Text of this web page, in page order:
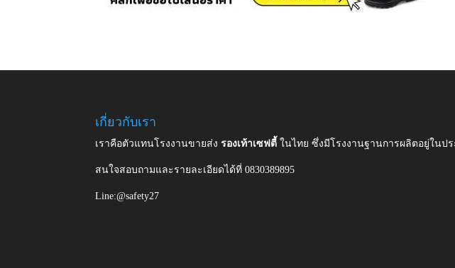
เกี่ยวกับเรา
เราคือตัวแทนโรงงานขายส่งรองเท้าเซฟตี้ในไทย ซึ่งมีโรงงานฐานการผลิตอยู่ใน
สนใจสอบถามและรายละเอียดได้ที่ 0830389895
Line:@safety27